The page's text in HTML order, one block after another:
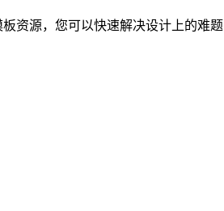
资源，您可以快速解决设计上的难